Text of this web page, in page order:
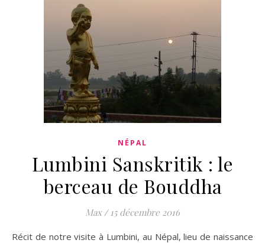
NÉPAL
Lumbini Sanskritik : le
berceau de Bouddha
Max / 15 décembre 2016
Récit de notre visite à Lumbini, au Népal, lieu de naissance